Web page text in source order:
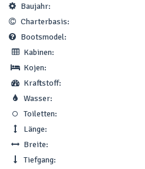
Baujahr:
Charterbasis:
Bootsmodel:
Kabinen:
Kojen:
Kraftstoff:
Wasser:
Toiletten:
Länge:
Breite:
Tiefgang: